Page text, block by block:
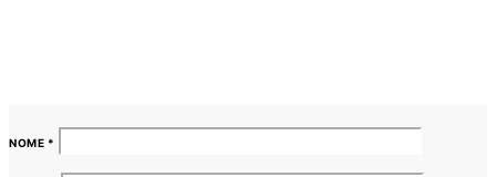
NOME *